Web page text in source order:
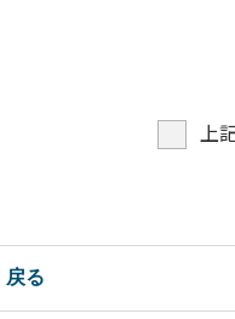
上
戻る